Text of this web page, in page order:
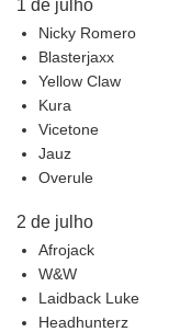
1 de julho
Nicky Romero
Blasterjaxx
Yellow Claw
Kura
Vicetone
Jauz
Overule
2 de julho
Afrojack
W&W
Laidback Luke
Headhunterz